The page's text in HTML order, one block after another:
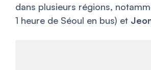
dans plusieurs régions,
1 heure de Séoul en bus) et